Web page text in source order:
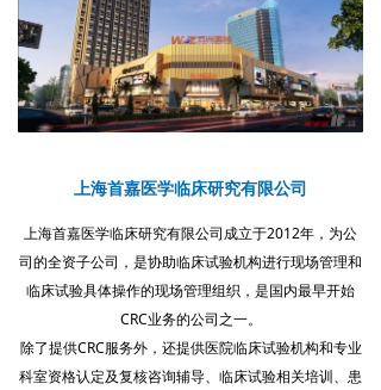
上海首嘉医学临床研究有限公司
上海首嘉医学临床研究有限公司成立于2012年，为公
司的全资子公司，是协助临床试验机构进行现场管理和
临床试验具体操作的现场管理组织，是国内最早开始
CRC业务的公司之一。
除了提供CRC服务外，还提供医院临床试验机构和专业
科室资格认定及复核咨询辅导、临床试验相关培训、患